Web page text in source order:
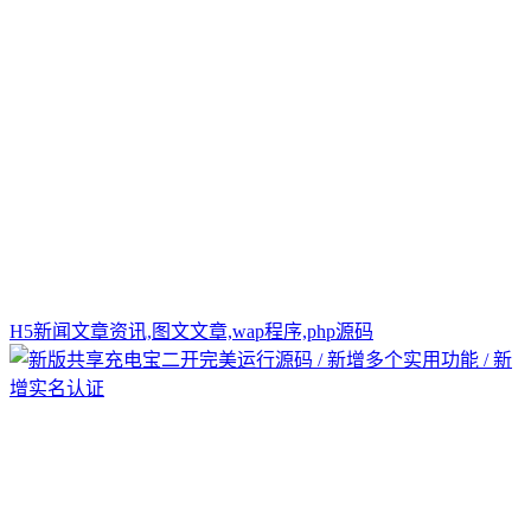
H5新闻文章资讯,图文文章,wap程序,php源码